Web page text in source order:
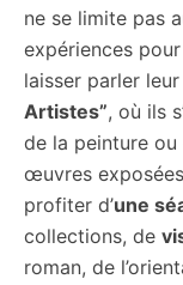
ne se limite pas
expériences
laisser parler
Artistes”, où ils
de la peinture
œuvres
profiter d’une
collections, de
roman, de